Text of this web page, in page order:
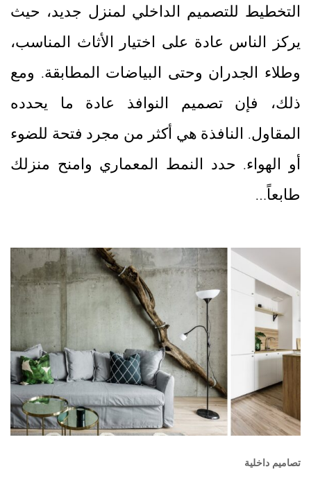
التخطيط للتصميم الداخلي لمنزل جديد، حيث
يركز الناس عادة على اختيار الأثاث المناسب،
وطلاء الجدران وحتى البياضات المطابقة. ومع
ذلك، فإن تصميم النوافذ عادة ما يحدده
المقاول. النافذة هي أكثر من مجرد فتحة للضوء
أو الهواء. حدد النمط المعماري وامنح منزلك
طابعاً…
تصاميم داخلية